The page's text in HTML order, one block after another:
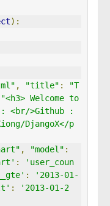
):
, "title" :
"T
"<h3> Welcome to
<br/>Github :
DjangoX</p
, "model" :
:
'user_coun
:
'2013-01-
:
'2013-01-2